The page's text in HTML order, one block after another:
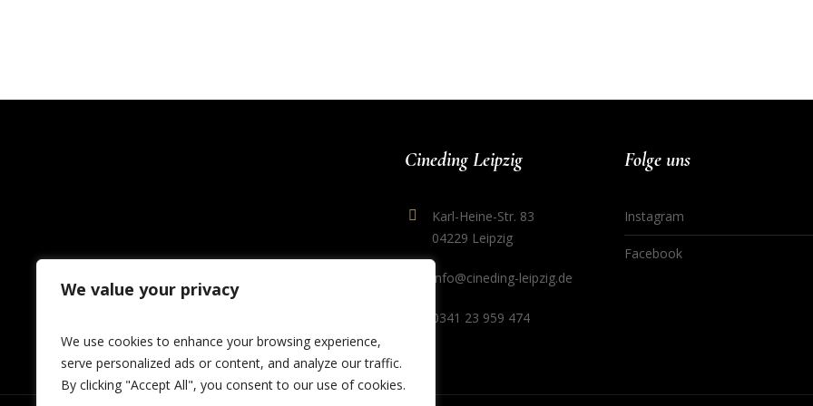
We value your privacy
We use cookies to enhance your browsing experience,
serve personalized ads or content, and analyze our traffic.
By clicking "Accept All", you consent to our use of cookies.
Cineding Leipzig
Karl-Heine-Str. 83
04229 Leipzig
info@cineding-leipzig.de
0341 23 959 474
Folge uns
Instagram
Facebook